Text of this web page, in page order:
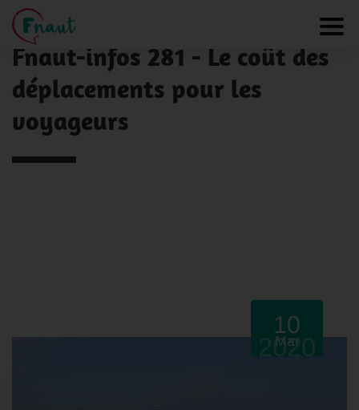
Panneau de gestion des cookies
NOS ACTUALITÉS
Fnaut-infos 281 - Le coût des
déplacements pour les
voyageurs
10
Mar
2020